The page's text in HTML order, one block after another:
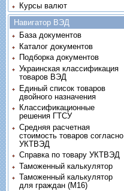
Курсы валют
Навигатор ВЭД
База документов
Каталог документов
Подборка документов
Украинская классификация
товаров ВЭД
Единый список товаров
двойного назначения
Классификационные
решения ГТСУ
Средняя расчетная
стоимость товаров согласно
УКТВЭД
Справка по товару УКТВЭД
Таможенный калькулятор
Таможенный калькулятор
для граждан (M16)